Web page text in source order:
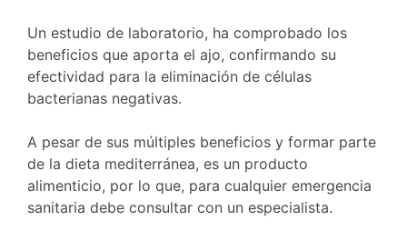
Un estudio de laboratorio, ha comprobado los
beneficios que aporta el ajo, confirmando su
efectividad para la eliminación de células
bacterianas negativas.
A pesar de sus múltiples beneficios y formar parte
de la dieta mediterránea, es un producto
alimenticio, por lo que, para cualquier emergencia
sanitaria debe consultar con un especialista.